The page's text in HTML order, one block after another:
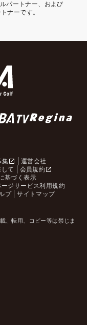
パートナー、および
ナーです。
集
運営会社
て
会員規約
基づく表示
ージサービス利用規約
プ サイトマップ
、転用、コピー等は禁じま